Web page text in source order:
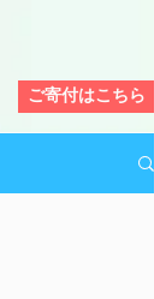
ご寄付はこちら